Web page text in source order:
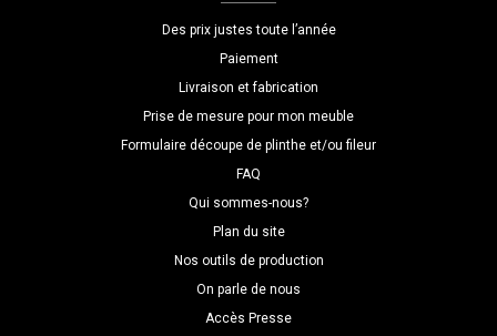
Des prix justes toute l’année
Paiement
Livraison et fabrication
Prise de mesure pour mon meuble
Formulaire découpe de plinthe et/ou fileur
FAQ
Qui sommes-nous?
Plan du site
Nos outils de production
On parle de nous
Accès Presse